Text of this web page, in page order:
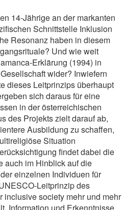
14-Jährige an der markanten
Schnittstelle Inklusion
Resonanz haben in diesem
Und wie weit
Erklärung (1994) in
wider? Inwiefern
dieses Leitprinzips überhaupt
sich daraus für eine
in der österreichischen
des Projekts zielt darauf ab,
Ausbildung zu schaffen,
Situation
findet dabei die
auch im Hinblick auf die
einzelnen Individuen für
Leitprinzip des
inclusive society mehr und mehr